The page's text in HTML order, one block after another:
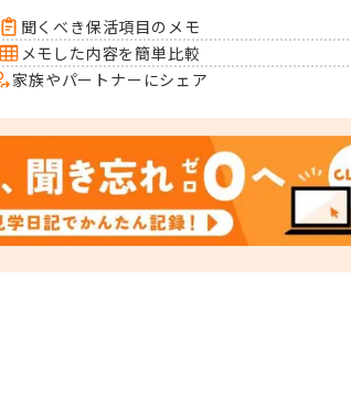
聞くべき保活項目のメモ
メモした内容を簡単比較
家族やパートナーにシェア